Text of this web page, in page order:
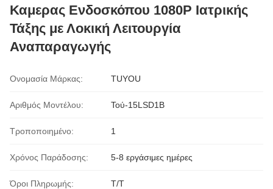
Καμερας Ενδοσκόπου 1080P Ιατρικής
Τάξης με Λοκική Λειτουργία
Αναπαραγωγής
Ονομασία Μάρκας: TUYOU
Αριθμός Μοντέλου: Τού-15LSD1B
Τροποποιημένο: 1
Χρόνος Παράδοσης: 5-8 εργάσιμες ημέρες
Όροι Πληρωμής: Τ/Τ